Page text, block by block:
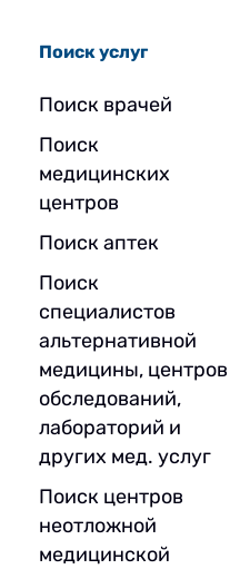
Поиск услуг
Поиск врачей
Поиск
медицинских
центров
Поиск аптек
Поиск
специалистов
альтернативной
медицины, центров
обследований,
лабораторий и
других мед. услуг
Поиск центров
неотложной
медицинской